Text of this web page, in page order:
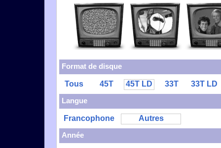
Format de disque
Tous 45T 45T LD 33T
33T LD
Langue
Francophone
Autres
Année